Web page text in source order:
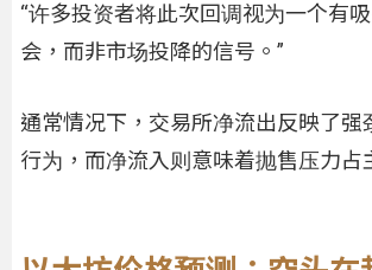
“许多投资者将此次回调视为一个有
会，而非市场投降的信号。”
通常情况下，交易所净流出反映了强
行为，而净流入则意味着抛售压力占